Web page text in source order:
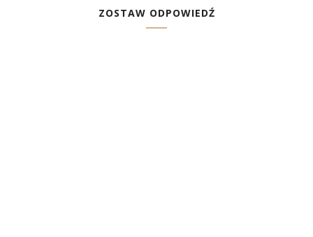
ZOSTAW ODPOWIEDŹ